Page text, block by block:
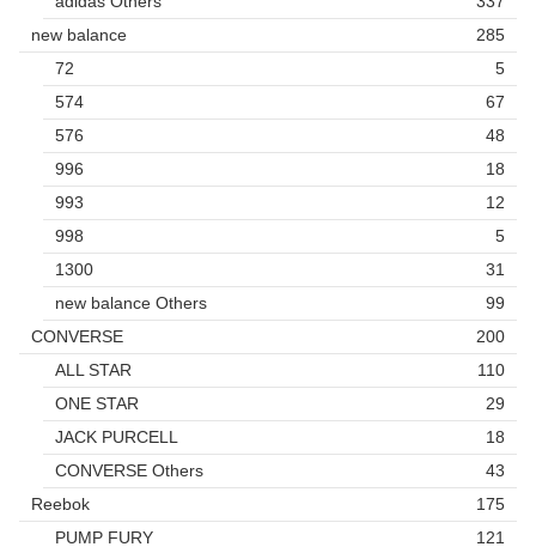
new balance
285
72
5
574
67
576
48
996
18
993
12
998
5
1300
31
new balance Others
99
CONVERSE
200
ALL STAR
110
ONE STAR
29
JACK PURCELL
18
CONVERSE Others
43
Reebok
175
PUMP FURY
121